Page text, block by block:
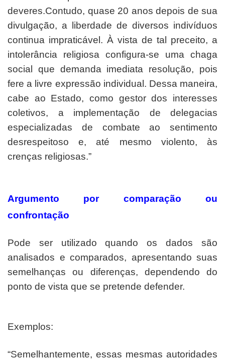
deveres.Contudo, quase 20 anos depois de sua
divulgação, a liberdade de diversos indivíduos
continua impraticável. À vista de tal preceito, a
intolerância religiosa configura-se uma chaga
social que demanda imediata resolução, pois
fere a livre expressão individual. Dessa maneira,
cabe ao Estado, como gestor dos interesses
coletivos, a implementação de delegacias
especializadas de combate ao sentimento
desrespeitoso e, até mesmo violento, às
crenças religiosas.”
Argumento por comparação ou
confrontação
Pode ser utilizado quando os dados são
analisados e comparados, apresentando suas
semelhanças ou diferenças, dependendo do
ponto de vista que se pretende defender.
Exemplos:
“Semelhantemente, essas mesmas autoridades